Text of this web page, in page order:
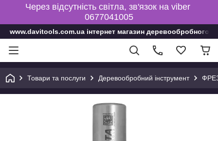
Через відсутність світла, зв'язок на viber
0677041005
www.davitools.com.ua інтернет магазин деревообробного
Товари та послуги Деревообробний інструмент